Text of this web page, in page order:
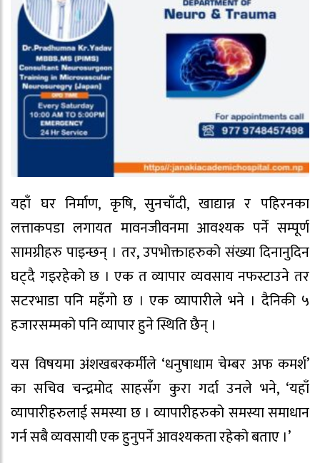
यहाँ घर निर्माण, कृषि, सुनचाँदी, खाद्यान्न र पहिरनका
लत्ताकपडा लगायत मावनजीवनमा आवश्यक पर्ने सम्पूर्ण
सामग्रीहरु पाइन्छन् । तर, उपभोक्ताहरुको संख्या दिनानुदिन
घट्दै गइरहेको छ । एक त व्यापार व्यवसाय नफस्टाउने तर
सटरभाडा पनि महँगो छ । एक व्यापारीले भने । दैनिकी ५
हजारसम्मको पनि व्यापार हुने स्थिति छैन् ।
यस विषयमा अंशखबरकर्मीले ‘धनुषाधाम चेम्बर अफ कमर्श’
का सचिव चन्द्रमोद साहसँग कुरा गर्दा उनले भने, ‘यहाँ
व्यापारीहरुलाई समस्या छ । व्यापारीहरुको समस्या समाधान
गर्न सबै व्यवसायी एक हुनुपर्ने आवश्यकता रहेको बताए ।’